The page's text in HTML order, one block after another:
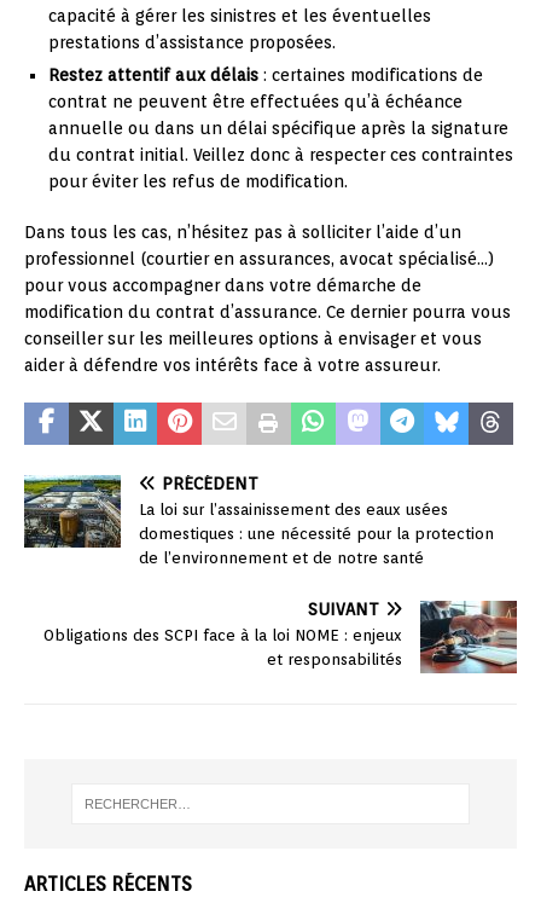
capacité à gérer les sinistres et les éventuelles
prestations d’assistance proposées.
Restez attentif aux délais : certaines modifications de
contrat ne peuvent être effectuées qu’à échéance
annuelle ou dans un délai spécifique après la signature
du contrat initial. Veillez donc à respecter ces contraintes
pour éviter les refus de modification.
Dans tous les cas, n’hésitez pas à solliciter l’aide d’un
professionnel (courtier en assurances, avocat spécialisé…)
pour vous accompagner dans votre démarche de
modification du contrat d’assurance. Ce dernier pourra vous
conseiller sur les meilleures options à envisager et vous
aider à défendre vos intérêts face à votre assureur.
PRÉCÉDENT
La loi sur l’assainissement des eaux usées
domestiques : une nécessité pour la protection
de l’environnement et de notre santé
SUIVANT
Obligations des SCPI face à la loi NOME : enjeux
et responsabilités
ARTICLES RÉCENTS